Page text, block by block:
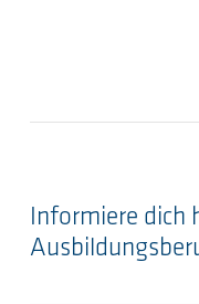
Informiere dich